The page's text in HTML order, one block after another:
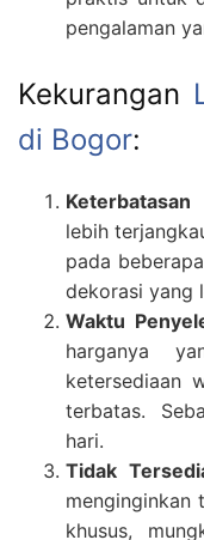
pengalaman
Kekurangan
di Bogor:
lebih
pada
dekorasi yang
Waktu
harganya
ketersediaan
terbatas.
hari.
Tidak
menginginkan
khusus,